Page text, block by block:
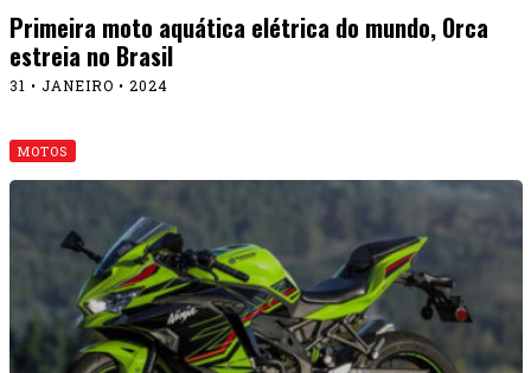
Primeira moto aquática elétrica do mundo, Orca
estreia no Brasil
31 • JANEIRO • 2024
MOTOS